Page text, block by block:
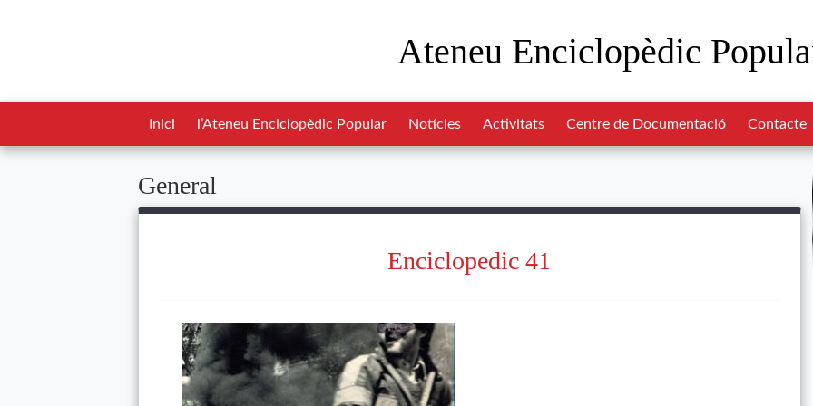
Ateneu Enciclopèdic
Inici l’Ateneu Enciclopèdic Popular Notícies Activitats Centre de Documentació Contacte
General
Enciclopedic 41